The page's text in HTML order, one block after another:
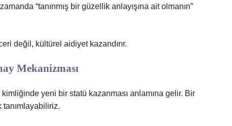
“tanınmış bir güzellik anlayışına ait olmanın”
değil, kültürel aidiyet kazandırır.
Mekanizması
yeni bir statü kazanması anlamına gelir. Bir
tanımlayabiliriz.